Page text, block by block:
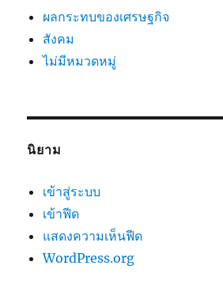
ผลกระทบของเศรษฐกิจ
สังคม
ไม่มีหมวดหมู่
นิยาม
เข้าสู่ระบบ
เข้าฟีด
แสดงความเห็นฟีด
WordPress.org